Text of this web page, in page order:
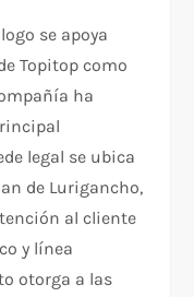
se apoya
Topitop como
ha
legal se ubica
de Lurigancho,
al cliente
y línea
otorga a las